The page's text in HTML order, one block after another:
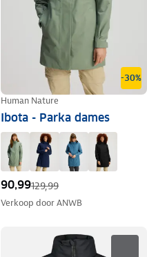
-30%
Human Nature
Ibota - Parka dames
90,99129,99
Verkoop doorANWB